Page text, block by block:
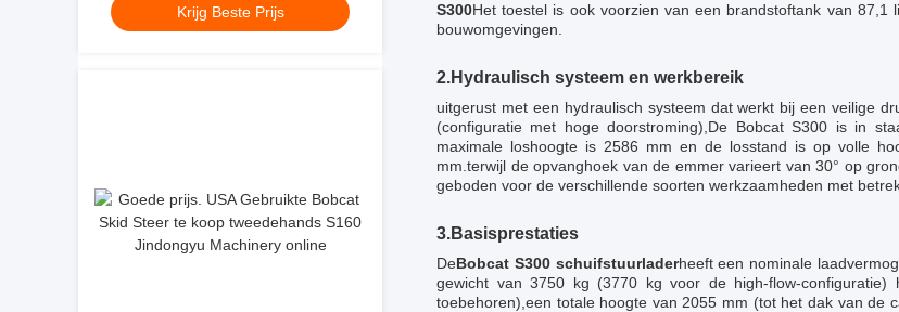
Krijg Beste Prijs
S300Het toestel is ook voorzien van een brandstoftank van
bouwomgevingen.
2.Hydraulisch systeem en werkbereik
uitgerust met een hydraulisch systeem dat werkt bij een veilige
(configuratie met hoge doorstroming),De Bobcat S300 is in
maximale loshoogte is 2586 mm en de losstand is op volle
mm.terwijl de opvanghoek van de emmer varieert van 30° op
geboden voor de verschillende soorten werkzaamheden met
3.Basisprestaties
DeBobcat S300 schuifstuurladerheeft een nominale
gewicht van 3750 kg (3770 kg voor de high-flow-
toebehoren),een totale hoogte van 2055 mm (tot het dak van de